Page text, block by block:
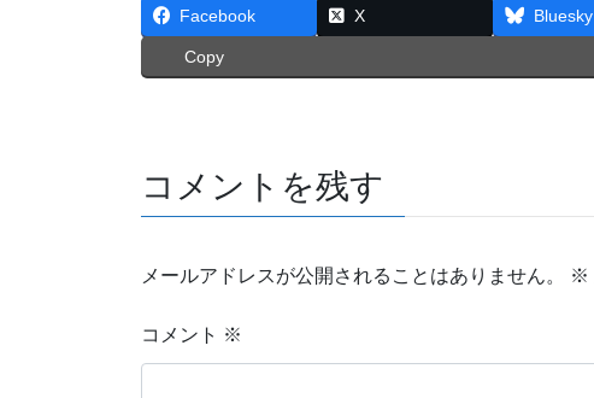
Facebook X Bluesky
Copy
コメントを残す
メールアドレスが公開されることはありません。 ※
コメント ※